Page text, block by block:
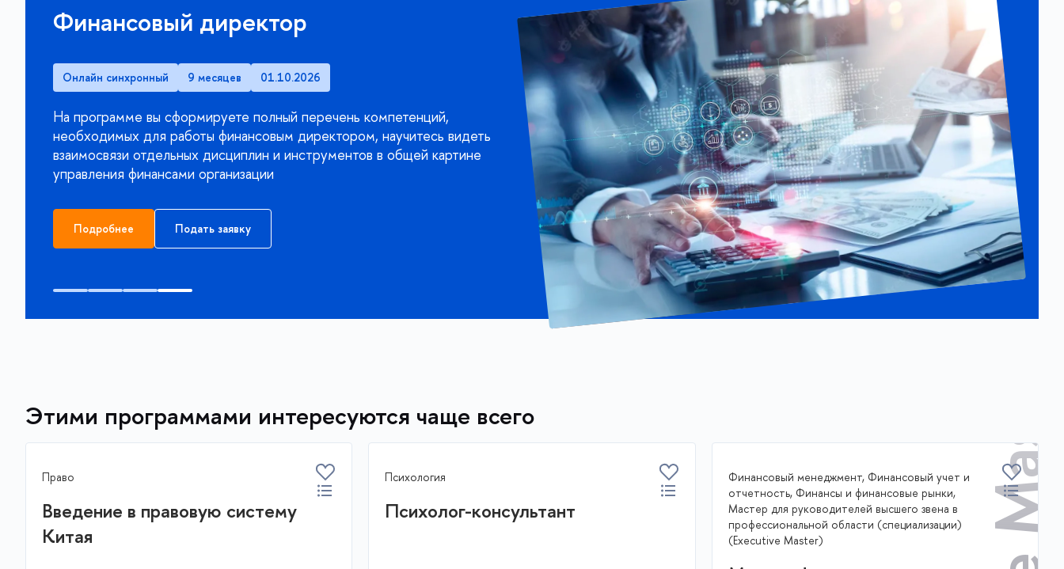
Финансовый директор
Онлайн синхронный 9 месяцев 01.10.2026
На программе вы сформируете полный перечень компетенций,
необходимых для работы финансовым директором, научитесь видеть
взаимосвязи отдельных дисциплин и инструментов в общей картине
управления финансами организации
Подробнее Подать заявку
Этими программами интересуются чаще всего
Право
Введение в правовую систему
Китая
Психология
Психолог-консультант
Финансовый менеджмент, Финансовый учет и
отчетность, Финансы и финансовые рынки,
Мастер для руководителей высшего звена в
профессиональной области (специализации)
(Executive Master)